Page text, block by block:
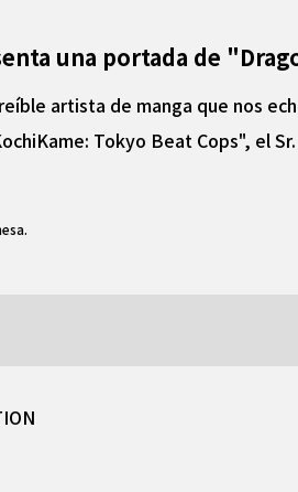
una portada de
artista de manga que nos
Tokyo Beat Cops", el